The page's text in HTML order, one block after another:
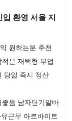
환영 서울 지
원하는분 추천
은 재택형 부업
당일 즉시 정산
음 남자단기알바
근무 아르바이트